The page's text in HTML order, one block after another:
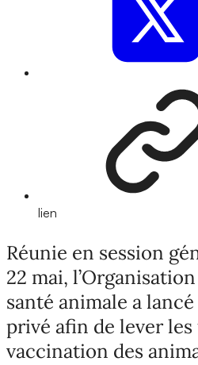
lien
Réunie en session
22 mai,
santé animale a
privé afin de lever les
vaccination des